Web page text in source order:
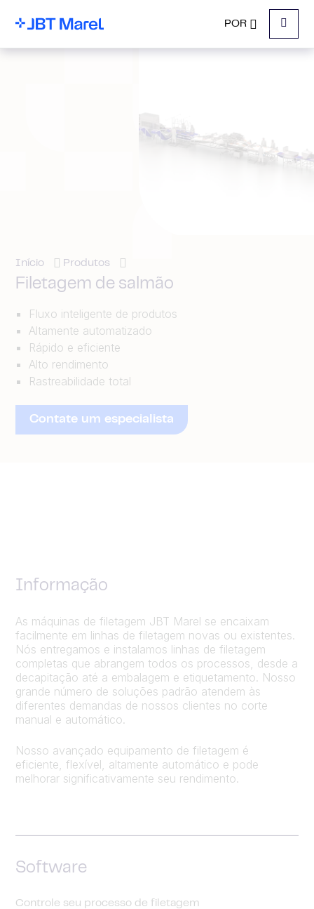
POR
Menu
Início Produtos
Filetagem de salmão
Fluxo inteligente de produtos
Altamente automatizado
Rápido e eficiente
Alto rendimento
Rastreabilidade total
Contate um especialista
Informação
As máquinas de filetagem JBT Marel se encaixam
facilmente em linhas de filetagem novas ou existentes.
Nós entregamos e instalamos linhas de filetagem
completas que abrangem todos os processos, desde a
decapitação até a embalagem e etiquetamento. Nosso
grande número de soluções padrão atendem às
diferentes demandas de nossos clientes no corte
manual e automático.
Nosso avançado equipamento de filetagem é
eficiente, flexível, altamente automático e pode
melhorar significativamente seu rendimento.
Software
Controle seu processo de filetagem